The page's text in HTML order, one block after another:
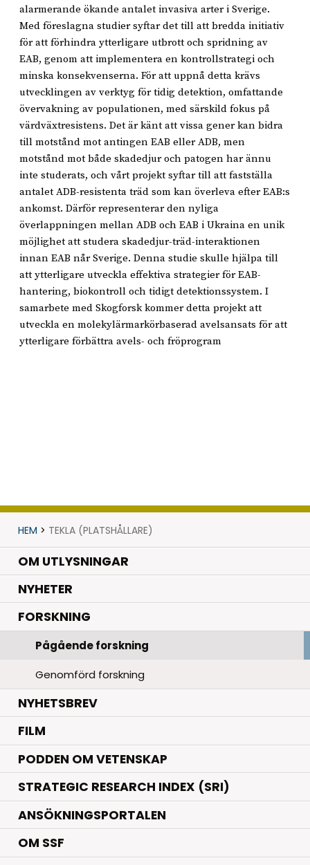
alarmerande ökande antalet invasiva arter i Sverige.
Med föreslagna studier syftar det till att bredda initiativ
för att förhindra ytterligare utbrott och spridning av
EAB, genom att implementera en kontrollstrategi och
minska konsekvenserna. För att uppnå detta krävs
utvecklingen av verktyg för tidig detektion, omfattande
övervakning av populationen, med särskild fokus på
värdväxtresistens. Det är känt att vissa gener kan bidra
till motstånd mot antingen EAB eller ADB, men
motstånd mot både skadedjur och patogen har ännu
inte studerats, och vårt projekt syftar till att fastställa
antalet ADB-resistenta träd som kan överleva efter EAB:s
ankomst. Därför representerar den nyliga
överlappningen mellan ADB och EAB i Ukraina en unik
möjlighet att studera skadedjur-träd-interaktionen
innan EAB når Sverige. Denna studie skulle hjälpa till
att ytterligare utveckla effektiva strategier för EAB-
hantering, biokontroll och tidigt detektionssystem. I
samarbete med Skogforsk kommer detta projekt att
utveckla en molekylärmarkörbaserad avelsansats för att
ytterligare förbättra avels- och fröprogram
HEM > TEKLA (PLATSHÅLLARE)
OM UTLYSNINGAR
NYHETER.
FORSKNING.
Pågående forskning
Genomförd forskning
NYHETSBREV
FILM
PODDEN OM VETENSKAP
STRATEGIC RESEARCH INDEX (SRI)
ANSÖKNINGSPORTALEN
OM SSF